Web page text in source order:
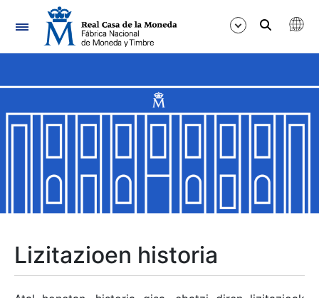
Nabigazioa
Erakutsi/Ezkutatu
Erakutsi/Ezkutatu
Erakutsi/Ezkutatu
Erakutsi/Ezkutatu
Lizitazioen historia